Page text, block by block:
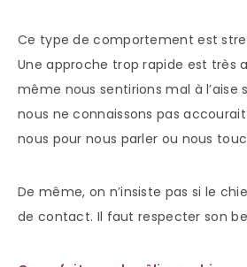
Ce type de comportement est
Une approche trop rapide est très
même nous sentirions mal à l’aise
nous ne connaissons pas
nous pour nous parler ou nous
De même, on n’insiste pas si le
de contact. Il faut respecter son